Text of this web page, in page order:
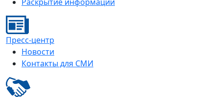
Пресс-центр
Новости
Контакты для СМИ